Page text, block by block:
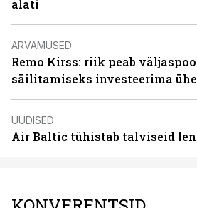
alati
ARVAMUSED
Remo Kirss: riik peab
säilitamiseks investeerima
UUDISED
Air Baltic tühistab talviseid